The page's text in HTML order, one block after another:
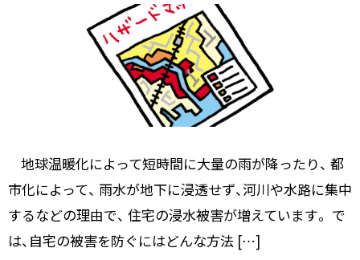
地球温暖化によって短時間に大量の雨が降ったり、 都
市化によって、 雨水が地下に浸透せず、河川や水路に集中
するなどの理由で、 住宅の浸水被害が増えています。 で
は、自宅の被害を防ぐにはどんな方法 […]